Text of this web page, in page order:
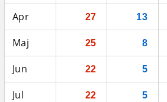
Apr 27 13
Maj 25 8
Jun 22 5
Jul 22 5